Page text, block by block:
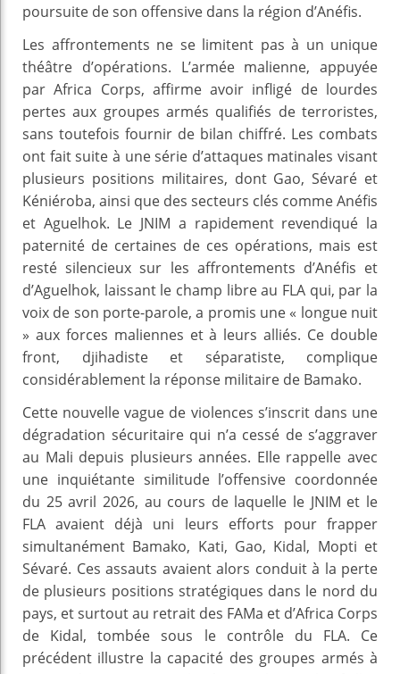
poursuite de son offensive dans la région d’Anéfis.
Les affrontements ne se limitent pas à un unique
théâtre d’opérations. L’armée malienne, appuyée
par Africa Corps, affirme avoir infligé de lourdes
pertes aux groupes armés qualifiés de terroristes,
sans toutefois fournir de bilan chiffré. Les combats
ont fait suite à une série d’attaques matinales visant
plusieurs positions militaires, dont Gao, Sévaré et
Kéniéroba, ainsi que des secteurs clés comme Anéfis
et Aguelhok. Le JNIM a rapidement revendiqué la
paternité de certaines de ces opérations, mais est
resté silencieux sur les affrontements d’Anéfis et
d’Aguelhok, laissant le champ libre au FLA qui, par la
voix de son porte-parole, a promis une « longue nuit
» aux forces maliennes et à leurs alliés. Ce double
front, djihadiste et séparatiste, complique
considérablement la réponse militaire de Bamako.
Cette nouvelle vague de violences s’inscrit dans une
dégradation sécuritaire qui n’a cessé de s’aggraver
au Mali depuis plusieurs années. Elle rappelle avec
une inquiétante similitude l’offensive coordonnée
du 25 avril 2026, au cours de laquelle le JNIM et le
FLA avaient déjà uni leurs efforts pour frapper
simultanément Bamako, Kati, Gao, Kidal, Mopti et
Sévaré. Ces assauts avaient alors conduit à la perte
de plusieurs positions stratégiques dans le nord du
pays, et surtout au retrait des FAMa et d’Africa Corps
de Kidal, tombée sous le contrôle du FLA. Ce
précédent illustre la capacité des groupes armés à